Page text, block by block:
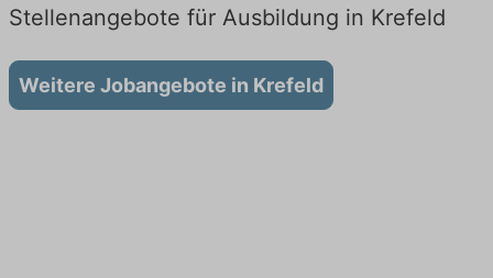
Stellenangebote für Ausbildung in Krefeld
Weitere Jobangebote in Krefeld